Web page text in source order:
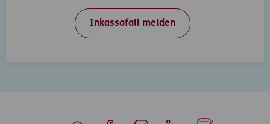
Inkassofall melden